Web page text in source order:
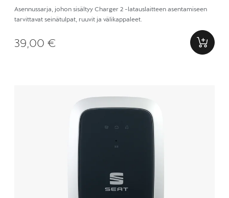
Asennussarja, johon sisältyy Charger 2 -latauslaitteen asentamiseen
tarvittavat seinätulpat, ruuvit ja välikappaleet.
39,00 €